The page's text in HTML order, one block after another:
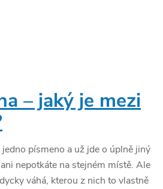
– jaký je mezi
písmeno a už jde o úplně jiný
nepotkáte na stejném místě. Ale
váhá, kterou z nich to vlastně